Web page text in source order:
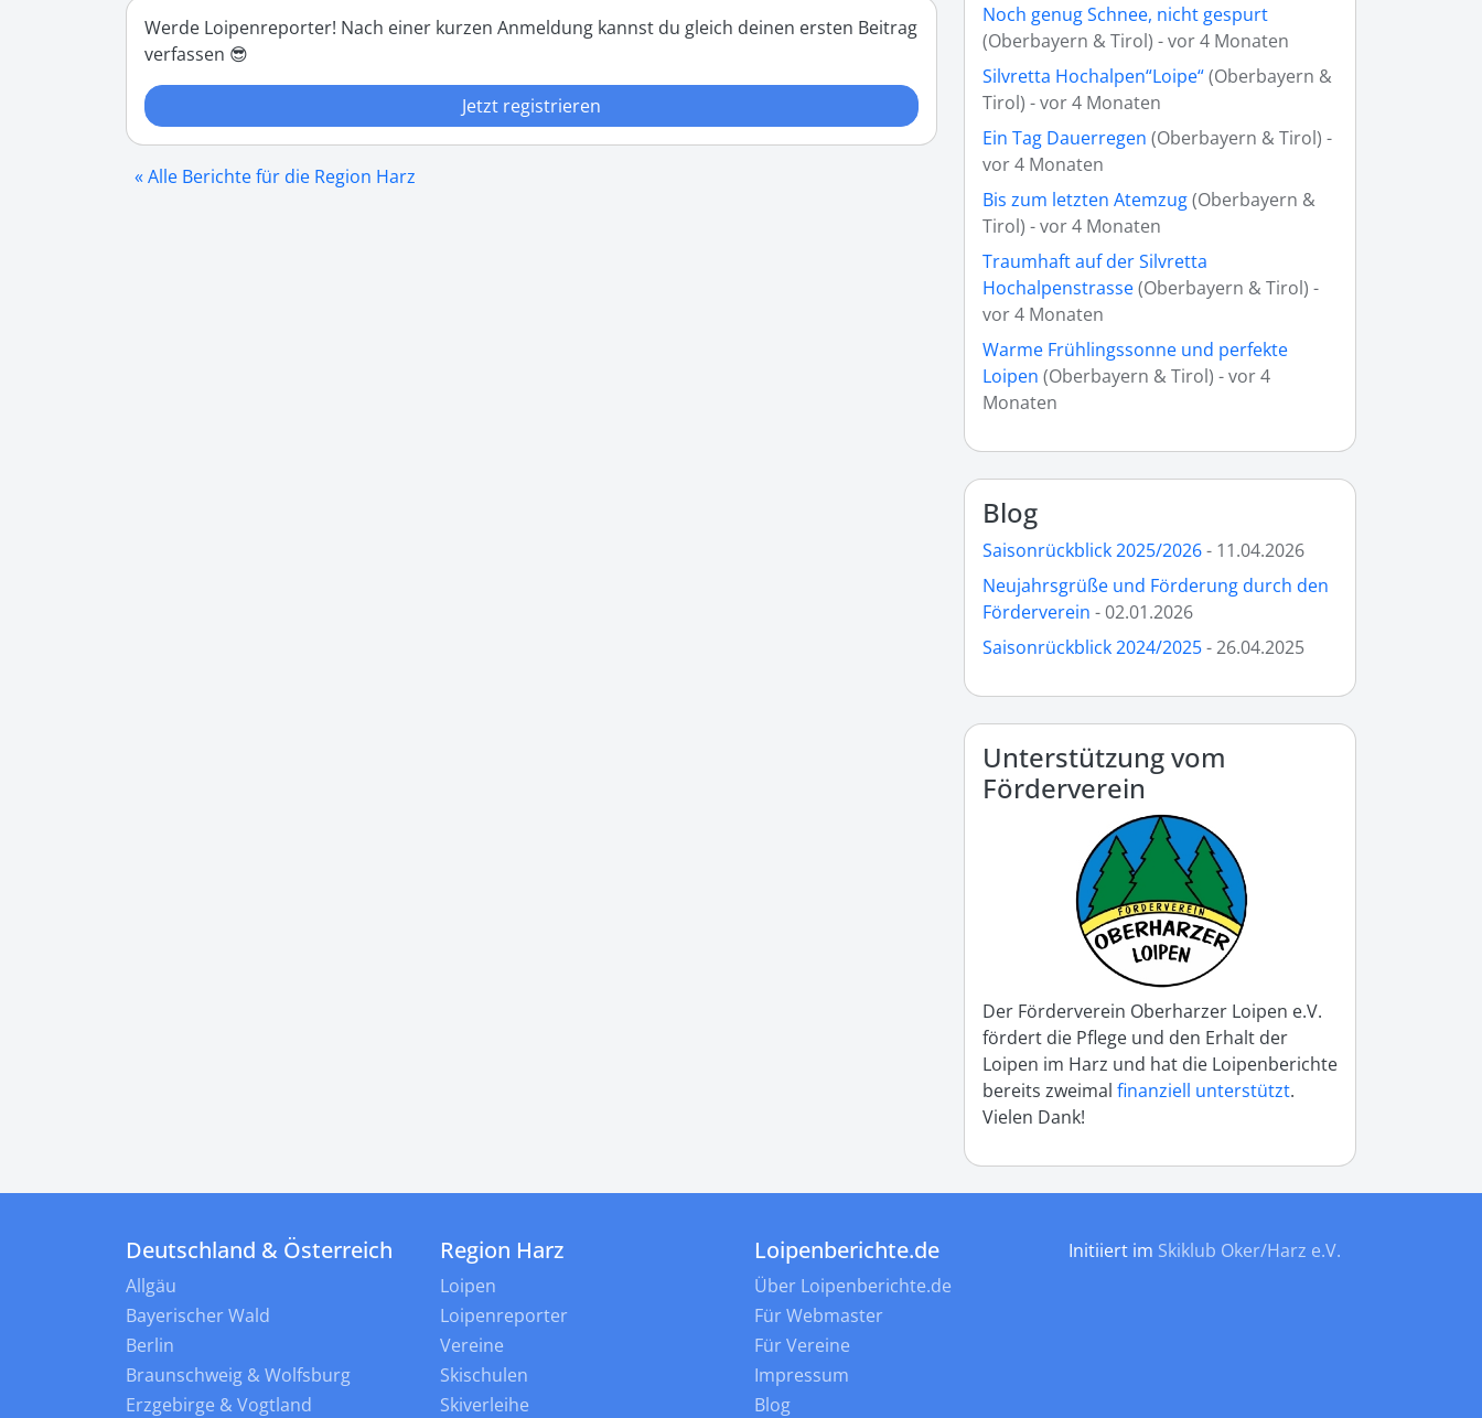
Werde Loipenreporter! Nach einer kurzen Anmeldung kannst du gleich deinen ersten Beitrag
verfassen 😎
Jetzt registrieren
« Alle Berichte für die Region Harz
Noch genug Schnee, nicht gespurt
(Oberbayern & Tirol) - vor 4 Monaten
Silvretta Hochalpen“Loipe“(Oberbayern &
Tirol) - vor 4 Monaten
Ein Tag Dauerregen (Oberbayern & Tirol) -
vor 4 Monaten
Bis zum letzten Atemzug(Oberbayern &
Tirol) - vor 4 Monaten
Traumhaft auf der Silvretta
Hochalpenstrasse(Oberbayern & Tirol) -
vor 4 Monaten
Warme Frühlingssonne und perfekte
Loipen (Oberbayern & Tirol) - vor 4
Monaten
Blog
Saisonrückblick 2025/2026- 11.04.2026
Neujahrsgrüße und Förderung durch den
Förderverein - 02.01.2026
Saisonrückblick 2024/2025- 26.04.2025
Unterstützung vom
Förderverein
Der Förderverein Oberharzer Loipen e.V.
fördert die Pflege und den Erhalt der
Loipen im Harz und hat die Loipenberichte
bereits zweimal finanziell unterstützt.
Vielen Dank!
Deutschland & Österreich
Allgäu
Bayerischer Wald
Berlin
Braunschweig & Wolfsburg
Erzgebirge & Vogtland
Region Harz
Loipen
Loipenreporter
Vereine
Skischulen
Skiverleihe
Loipenberichte.de
Über Loipenberichte.de
Für Webmaster
Für Vereine
Impressum
Blog
Initiiert im Skiklub Oker/Harz e.V.